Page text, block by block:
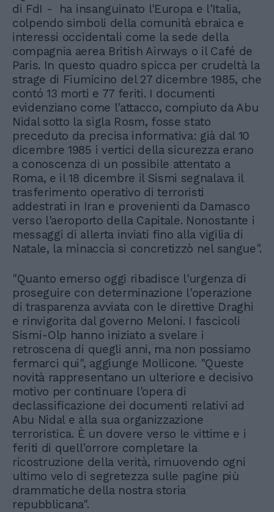
di FdI - ha insanguinato l'Europa e l'Italia,
colpendo simboli della comunità ebraica e
interessi occidentali come la sede della
compagnia aerea British Airways o il Café de
Paris. In questo quadro spicca per crudeltà la
strage di Fiumicino del 27 dicembre 1985, che
contó 13 morti e 77 feriti. I documenti
evidenziano come l'attacco, compiuto da Abu
Nidal sotto la sigla Rosm, fosse stato
preceduto da precisa informativa: già dal 10
dicembre 1985 i vertici della sicurezza erano
a conoscenza di un possibile attentato a
Roma, e il 18 dicembre il Sismi segnalava il
trasferimento operativo di terroristi
addestrati in Iran e provenienti da Damasco
verso l'aeroporto della Capitale. Nonostante i
messaggi di allerta inviati fino alla vigilia di
Natale, la minaccia si concretizzò nel sangue".
"Quanto emerso oggi ribadisce l'urgenza di
proseguire con determinazione l'operazione
di trasparenza avviata con le direttive Draghi
e rinvigorita dal governo Meloni. I fascicoli
Sismi-Olp hanno iniziato a svelare i
retroscena di quegli anni, ma non possiamo
fermarci qui", aggiunge Mollicone. "Queste
novità rappresentano un ulteriore e decisivo
motivo per continuare l'opera di
declassificazione dei documenti relativi ad
Abu Nidal e alla sua organizzazione
terroristica. È un dovere verso le vittime e i
feriti di quell'orrore completare la
ricostruzione della verità, rimuovendo ogni
ultimo velo di segretezza sulle pagine più
drammatiche della nostra storia
repubblicana".